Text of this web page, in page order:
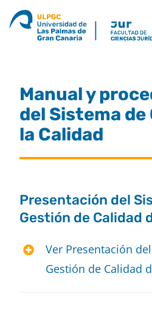
Saltar
noticias
Manual y
del Sistema de
la Calidad
Presentación del
Gestión de Calidad
Ver Presentación
Gestión de Calidad